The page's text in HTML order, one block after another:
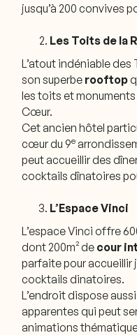
jusqu’à 200 convives
Les Toits de la
L’atout indéniable
son superbe rooftop
les toits et
Cœur.
Cet ancien hôtel
cœur du 9e
peut accueillir des
cocktails dînatoires
L’Espace Vinci
L’espace Vinci offre
dont 200m² de cour
parfaite pour accueillir
cocktails dinatoires.
L’endroit dispose aussi
apparentes qui peut
animations